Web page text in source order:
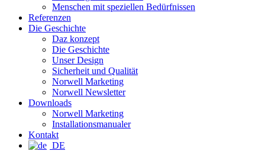
Menschen mit speziellen Bedürfnissen
Referenzen
Die Geschichte
Daz konzept
Die Geschichte
Unser Design
Sicherheit und Qualität
Norwell Marketing
Norwell Newsletter
Downloads
Norwell Marketing
Installationsmanualer
Kontakt
DE